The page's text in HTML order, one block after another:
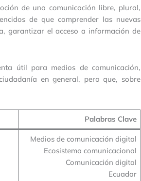
de una comunicación libre, plural,
de que comprender las nuevas
garantizar el acceso a información de
útil para medios de comunicación,
en general, pero que, sobre
Palabras Clave
Medios de comunicación digital
Ecosistema comunicacional
Comunicación digital
Ecuador